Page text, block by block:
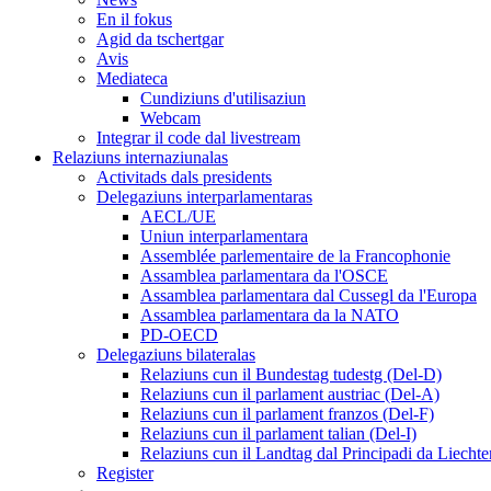
En il fokus
Agid da tschertgar
Avis
Mediateca
Cundiziuns d'utilisaziun
Webcam
Integrar il code dal livestream
Relaziuns internaziunalas
Activitads dals presidents
Delegaziuns interparlamentaras
AECL/UE
Uniun interparlamentara
Assemblée parlementaire de la Francophonie
Assamblea parlamentara da l'OSCE
Assamblea parlamentara dal Cussegl da l'Europa
Assamblea parlamentara da la NATO
PD-OECD
Delegaziuns bilateralas
Relaziuns cun il Bundestag tudestg (Del-D)
Relaziuns cun il parlament austriac (Del-A)
Relaziuns cun il parlament franzos (Del-F)
Relaziuns cun il parlament talian (Del-I)
Relaziuns cun il Landtag dal Principadi da
Register